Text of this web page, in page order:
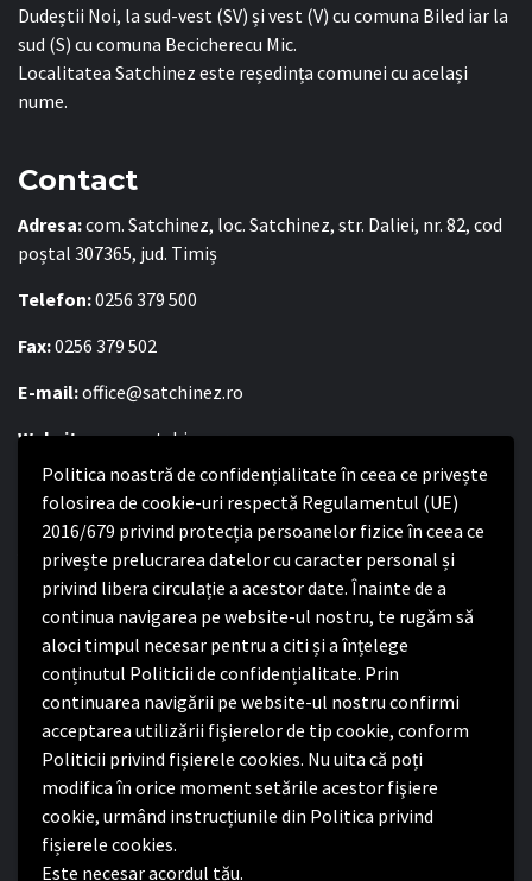
Politica noastră de confidențialitate în ceea ce privește
folosirea de cookie-uri respectă Regulamentul (UE)
2016/679 privind protecția persoanelor fizice în ceea ce
privește prelucrarea datelor cu caracter personal și
privind libera circulație a acestor date. Înainte de a
continua navigarea pe website-ul nostru, te rugăm să
aloci timpul necesar pentru a citi și a înțelege
conținutul Politicii de confidențialitate. Prin
continuarea navigării pe website-ul nostru confirmi
acceptarea utilizării fişierelor de tip cookie, conform
Politicii privind fișierele cookies. Nu uita că poți
modifica în orice moment setările acestor fişiere
cookie, urmând instrucțiunile din Politica privind
fișierele cookies.
Este necesar acordul tău.
Dudeștii Noi, la sud-vest (SV) și vest (V) cu comuna Biled iar la
sud (S) cu comuna Becicherecu Mic.
Localitatea Satchinez este reședința comunei cu același
nume.
Contact
Adresa:com. Satchinez, loc. Satchinez, str. Daliei, nr. 82, cod
poștal 307365, jud. Timiș
Telefon:0256 379 500
Fax:0256 379 502
E-mail:office@satchinez.ro
Website:www.satchinez.ro
Program cu publicul:
Luni – Joi:8:00-16:30
Vineri:8:00 – 14:00
Politica de confidențialitate
Politica de confidențialitate
Nota de informare privind implementarea Regulamentului
(UE) 2016/679
Termeni și condiții de utilizare website